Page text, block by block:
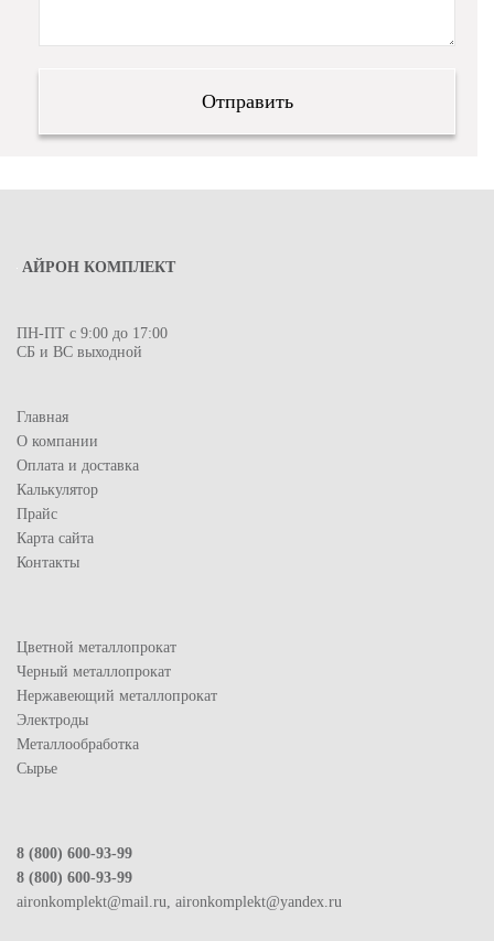
АЙРОН КОМПЛЕКТ
ПН-ПТ с 9:00 до 17:00
СБ и ВС выходной
Главная
О компании
Оплата и доставка
Калькулятор
Прайс
Карта сайта
Контакты
Цветной металлопрокат
Черный металлопрокат
Нержавеющий металлопрокат
Электроды
Металлообработка
Сырье
8 (800) 600-93-99
8 (800) 600-93-99
aironkomplekt@mail.ru, aironkomplekt@yandex.ru